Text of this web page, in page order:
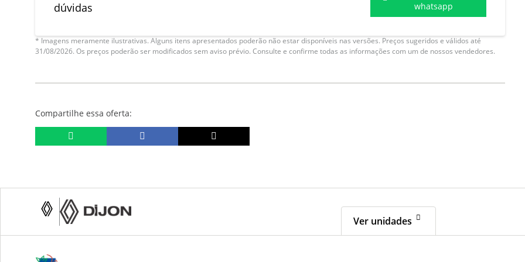
dúvidas
whatsapp
* Imagens meramente ilustrativas. Alguns itens apresentados poderão não estar disponíveis nas versões. Preços sugeridos e válidos até
31/08/2026. Os preços poderão ser modificados sem aviso prévio. Consulte e confirme todas as informações com um de nossos vendedores.
Compartilhe essa oferta:
Ver unidades